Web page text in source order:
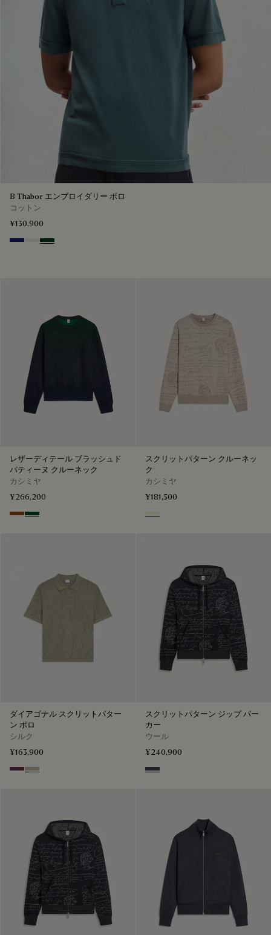
B Thabor エンブロイダリー ポロ
コットン
¥130,900
Noctural Blue
Off White
Green Smoke
レザーディテール ブラッシュド
パティーヌ クルーネック
カシミヤ
¥266,200
Rust Patina
Green Patina
スクリットパターン クルーネッ
ク
カシミヤ
¥181,500
Woolly Beige
ダイアゴナル スクリットパター
ン ポロ
シルク
¥163,900
Hershey
Salvia
スクリットパターン ジップ パー
カー
ウール
¥240,900
Navy & Grey Scritto